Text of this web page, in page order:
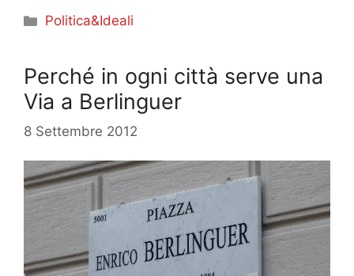
Categorie
Politica&Ideali
Perché in ogni città serve una
Via a Berlinguer
8 Settembre 2012